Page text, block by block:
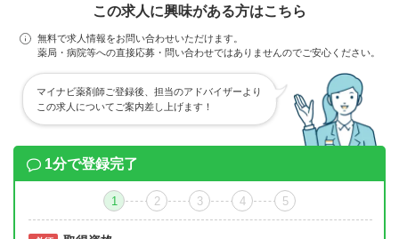
この求人に興味がある方はこちら
無料で求人情報をお問い合わせいただけます。
薬局・病院等への直接応募・問い合わせではありませんのでご安心ください。
マイナビ薬剤師ご登録後、担当のアドバイザーより
この求人についてご案内差し上げます！
1分で登録完了
1 2 3 4 5